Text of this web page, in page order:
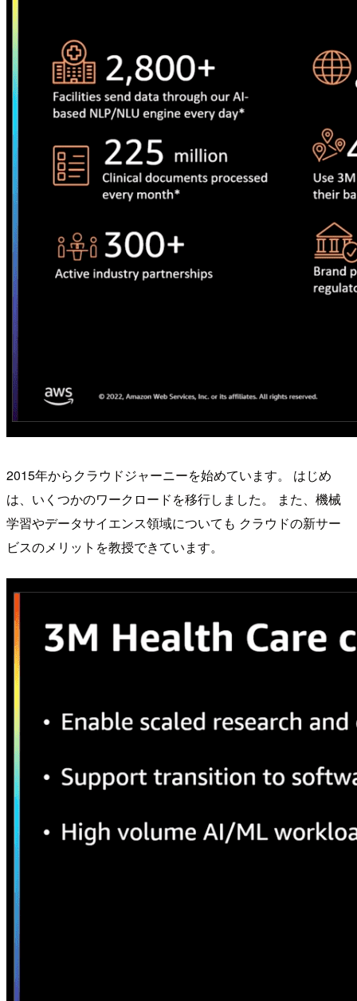
2015年からクラウドジャーニーを始めています。 はじめ
は、いくつかのワークロードを移行しました。 また、機械
学習やデータサイエンス領域についても クラウドの新サー
ビスのメリットを教授できています。